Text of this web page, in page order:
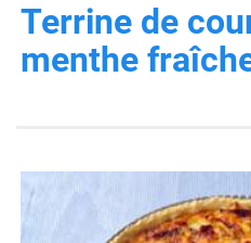
Terrine de
menthe